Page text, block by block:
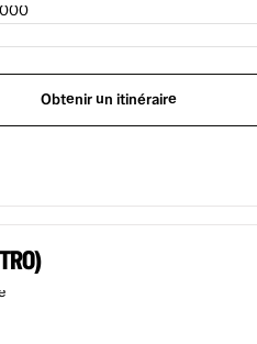
Obtenir un itinéraire